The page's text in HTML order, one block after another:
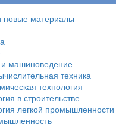
новые материалы
машиноведение
техника
технология
в строительстве
легкой промышленности